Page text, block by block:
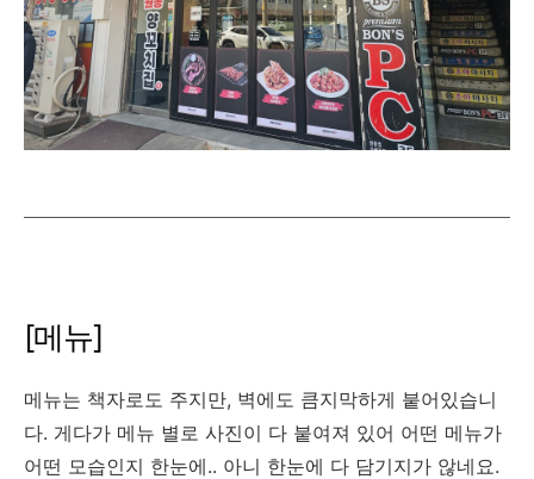
[메뉴]
메뉴는 책자로도 주지만, 벽에도 큼지막하게 붙어있습니
다. 게다가 메뉴 별로 사진이 다 붙여져 있어 어떤 메뉴가
어떤 모습인지 한눈에.. 아니 한눈에 다 담기지가 않네요.